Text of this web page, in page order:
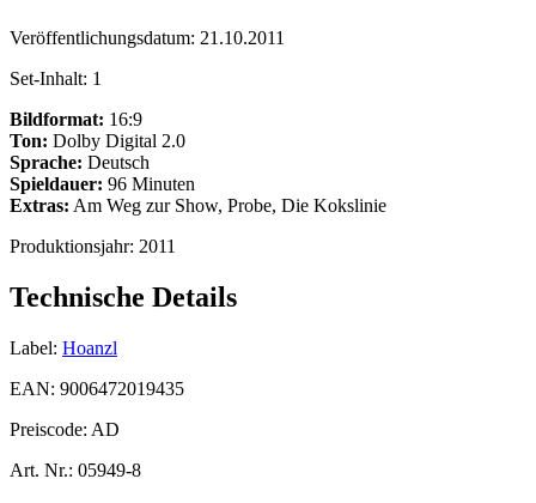
Veröffentlichungsdatum: 21.10.2011
Set-Inhalt: 1
Bildformat: 16:9
Ton: Dolby Digital 2.0
Sprache: Deutsch
Spieldauer: 96 Minuten
Extras: Am Weg zur Show, Probe, Die Kokslinie
Produktionsjahr: 2011
Technische Details
Label: Hoanzl
EAN: 9006472019435
Preiscode: AD
Art. Nr.: 05949-8